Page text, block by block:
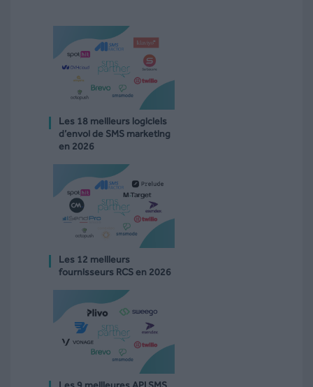
Les 18 meilleurs logiciels
d’envoi de SMS marketing
en 2026
Les 12 meilleurs
fournisseurs RCS en 2026